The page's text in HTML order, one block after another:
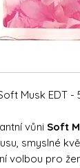
Musk EDT -
vůni Soft
smyslné
volbou pro